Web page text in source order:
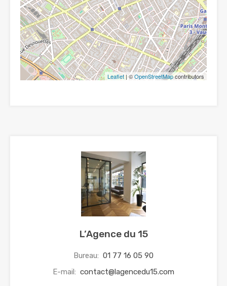
Leaflet| ©OpenStreetMapcontributors
L’Agence du 15
Bureau: 01 77 16 05 90
E-mail: contact@lagencedu15.com